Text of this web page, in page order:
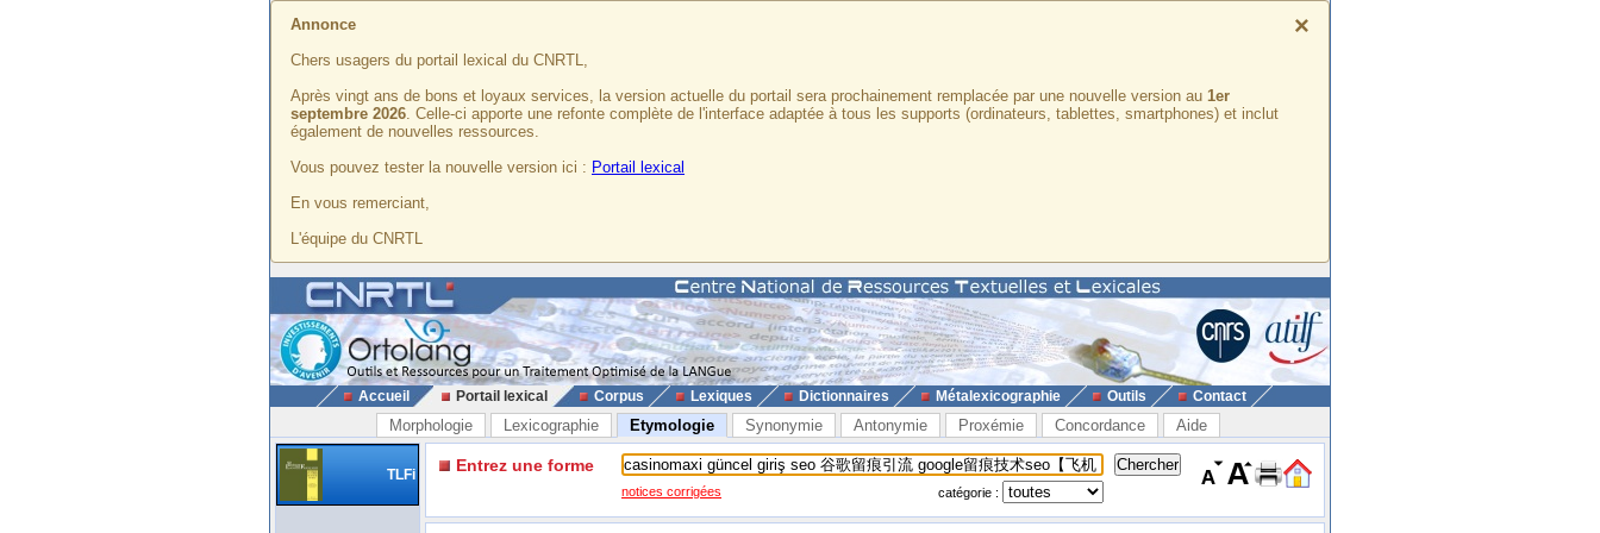
×
Annonce
Chers usagers du portail lexical du CNRTL,
Après vingt ans de bons et loyaux services, la version actuelle du portail sera prochainement remplacée par une nouvelle version au 1er
septembre 2026. Celle-ci apporte une refonte complète de l'interface adaptée à tous les supports (ordinateurs, tablettes, smartphones) et inclut
également de nouvelles ressources.
Vous pouvez tester la nouvelle version ici : Portail lexical
En vous remerciant,
L'équipe du CNRTL
Accueil Portail lexical Corpus Lexiques Dictionnaires Métalexicographie Outils Contact
Morphologie Lexicographie Etymologie Synonymie Antonymie Proxémie Concordance Aide
TLFi Entrez une forme
notices corrigées catégorie :